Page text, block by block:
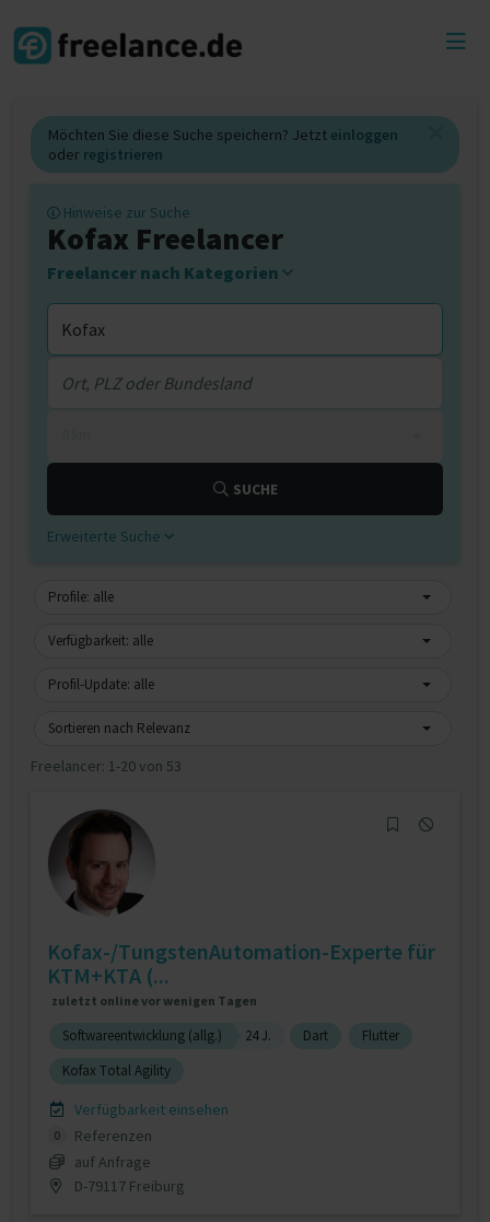
Möchten Sie diese Suche speichern? Jetzt einloggen
oder registrieren
Hinweise zur Suche
Kofax Freelancer
Freelancer nach Kategorien
SUCHE
Erweiterte Suche
Profile: alle
Verfügbarkeit: alle
Profil-Update: alle
Sortieren nach Relevanz
Freelancer: 1-20 von 53
Kofax-/TungstenAutomation-Experte für
KTM+KTA (...
zuletzt online vor wenigen Tagen
Softwareentwicklung (allg.) 24 J. Dart
Flutter
Kofax Total Agility
Verfügbarkeit einsehen
0
Referenzen
auf Anfrage
D-79117 Freiburg